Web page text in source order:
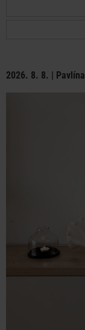
2026. 8. 8. | Pavlína